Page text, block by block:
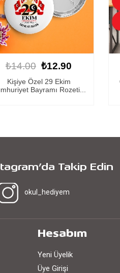
₺89.00 ₺79.80
Desenli Türk Bayraklı
Gösteri Plakası
Takip Edin
okul_hediyem
Hesabım
Yeni Üyelik
Üye Girişi